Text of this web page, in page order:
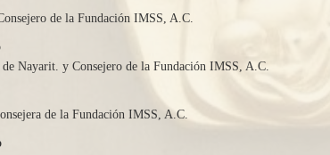
de la Fundación IMSS, A.C.
Nayarit. y Consejero de la Fundación IMSS, A.C.
de la Fundación IMSS, A.C.